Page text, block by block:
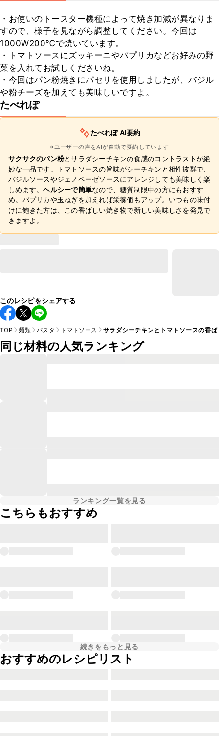
・お使いのトースター機種によって焼き加減が異なりま
すので、様子を見ながら調整してください。今回は
1000W200℃で焼いています。
・トマトソースにズッキーニやパプリカなどお好みの野
菜を入れてお試しくださいね。
・今回はパン粉焼きにパセリを使用しましたが、バジル
や粉チーズを加えても美味しいですよ。
たべれぽ
たべれぽ AI要約
※ユーザーの声をAIが自動で要約しています
サクサクのパン粉とサラダシーチキンの食感のコントラストが絶
妙な一品です。トマトソースの旨味がシーチキンと相性抜群で、
バジルソースやジェノベーゼソースにアレンジしても美味しく楽
しめます。ヘルシーで簡単なので、糖質制限中の方にもおすす
め。パプリカや玉ねぎを加えれば栄養価もアップ。いつもの味付
けに飽きた方は、この香ばしい焼き物で新しい美味しさを発見で
きますよ。
このレシピをシェアする
TOP 麺類 パスタ トマトソース サラダシーチキンとトマトソースの香
同じ材料の人気ランキング
ランキング一覧を見る
こちらもおすすめ
続きをもっと見る
おすすめのレシピリスト